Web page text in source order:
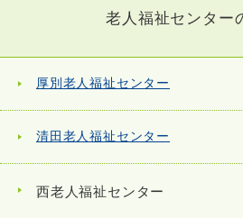
老人福祉センター
厚別老人福祉センター
清田老人福祉センター
西老人福祉センター